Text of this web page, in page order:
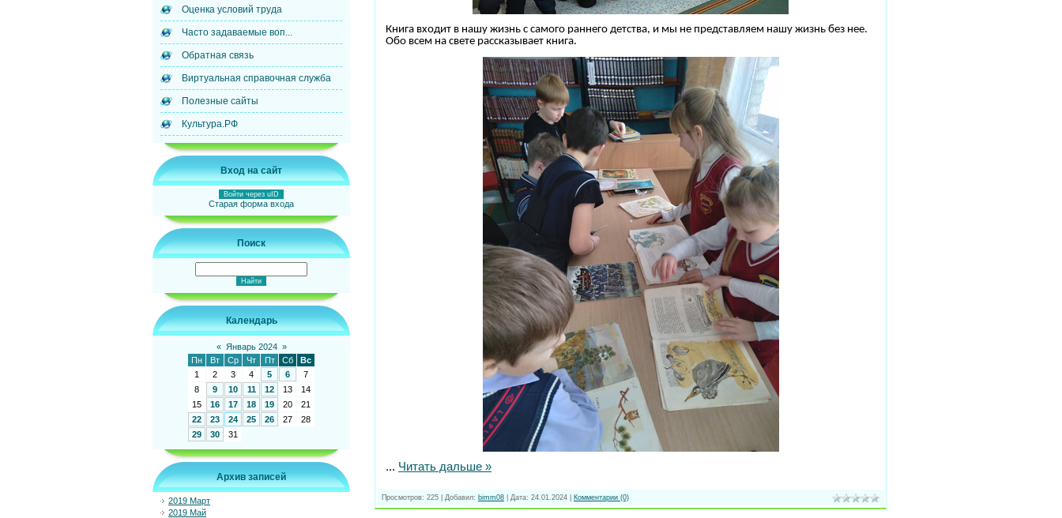
Оценка условий труда
Часто задаваемые воп...
Обратная связь
Виртуальная справочная служба
Полезные сайты
Культура.РФ
Вход на сайт
Войти через uID
Старая форма входа
Поиск
Календарь
« Январь 2024 »
Пн
Вт Ср Чт Пт Сб
Вс
1
2 3 4 5 6
7
8
9 10 11 12 13
14
15
16 17 18 19 20
21
22
23 24 25 26 27
28
29
30 31
Архив записей
2019 Март
2019 Май
Книга входит в нашу жизнь с самого раннего детства, и мы не представляем нашу жизнь без нее.
Обо всем на свете рассказывает книга.
... Читать дальше »
Просмотров: 225 Добавил: bimm08 Дата: 24.01.2024 Комментарии (0)